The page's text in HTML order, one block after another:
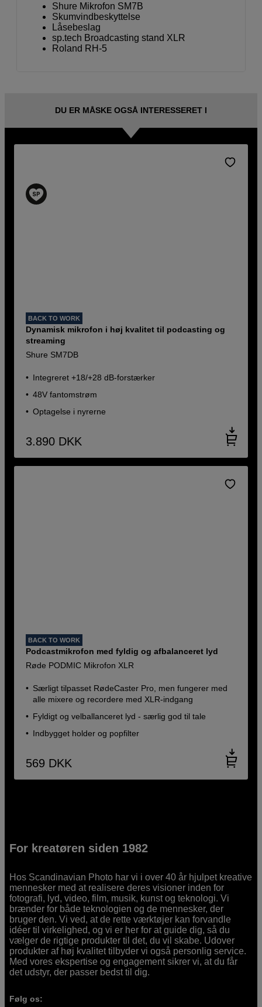
Shure Mikrofon SM7B
Skumvindbeskyttelse
Låsebeslag
sp.tech Broadcasting stand XLR
Roland RH-5
DU ER MÅSKE OGSÅ INTERESSERET I
BACK TO WORK
Dynamisk mikrofon i høj kvalitet til podcasting og
streaming
Shure SM7DB
Integreret +18/+28 dB-forstærker
48V fantomstrøm
Optagelse i nyrerne
3.890 DKK
BACK TO WORK
Podcastmikrofon med fyldig og afbalanceret lyd
Røde PODMIC Mikrofon XLR
Særligt tilpasset RødeCaster Pro, men fungerer med
alle mixere og recordere med XLR-indgang
Fyldigt og velballanceret lyd - særlig god til tale
Indbygget holder og popfilter
569 DKK
For kreatøren siden 1982
Hos Scandinavian Photo har vi i over 40 år hjulpet kreative
mennesker med at realisere deres visioner inden for
fotografi, lyd, video, film, musik, kunst og teknologi. Vi
brænder for både teknologien og de mennesker, der
bruger den. Vi ved, at de rette værktøjer kan forvandle
idéer til virkelighed, og vi er her for at guide dig, så du
vælger de rigtige produkter til det, du vil skabe. Udover
produkter af høj kvalitet tilbyder vi også personlig service.
Med vores ekspertise og engagement sikrer vi, at du får
det udstyr, der passer bedst til dig.
Følg os: